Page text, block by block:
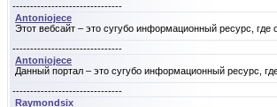
-------------------------------
Antoniojece
Этот вебсайт – это сугубо информационный ресурс,
-------------------------------
Antoniojece
Данный портал – это сугубо информационный ресурс,
-------------------------------
Raymondsix